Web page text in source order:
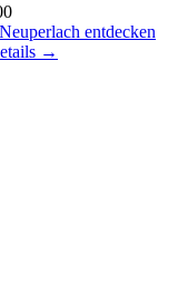
entdecken
→